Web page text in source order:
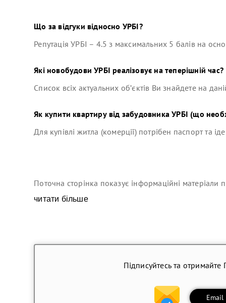
Що за відгуки відносно УРБІ?
РепутаціяУРБІ – 4.5 з максимальних 5 балів на
Які новобудовиУРБІ реалізовує на теперішній час?
Список всіх актуальних об’єктів Ви знайдете на
Як купити квартиру від забудовникаУРБІ (що
Для купівлі житла (комерції) потрібен паспорт та
Поточна сторінка показує інформаційні
читати більше
Підписуйтесь та
Email